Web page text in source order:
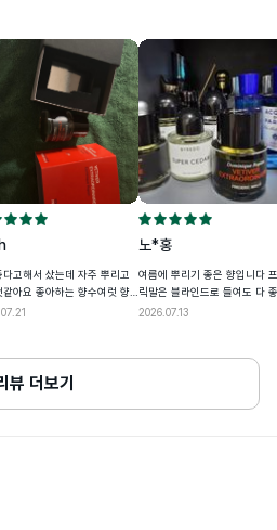
50ml / 100ml
공정거래위원회 고시 품목별 소비자분쟁
해결기준에 따름
1.화장품을 사용하여 다음과 같은 이상이
있는 경우에는 사용을 중지하여야 하며, 계
속 사용하면 증상을 악화시키므로 피부과
전문의 등에게 상담할 것
자극등의 이상이 있는경우
은 이상이 있는 경우
2. 상처가 있는 부위, 습진 및 피부염등의
이상이 있는 부위에는 사용을 하지말 것
2) 유·소아의 손이 닿지 아니하는 곳에 보
3) 고온 내지 저온의 장소 및 직사광선이
개인통관고유부호 페이지에서 업데이트된 정
고유부호 검증이 강화돼요
전화번호,주소)가 변경된 경우, 관세청 개인통
일)에서 변경된 정보를 필히 수정하세요
호+성명+전화번호+주소가 모두 일치하지 않
다고해서 샀는데 자주 뿌리고
같아요 좋아하는 향수여럿 향
습니다
노*홍
여름에 뿌리기 좋은 향입니다
릭말은 블라인드로 들여도 다
2026.07.13
뷰 더보기